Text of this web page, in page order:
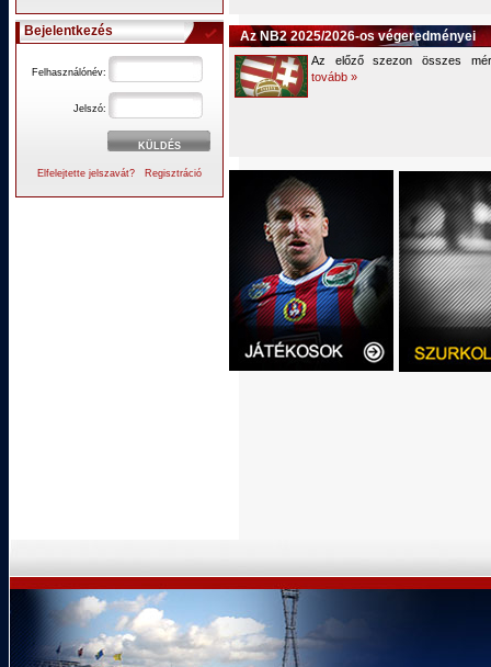
Bejelentkezés
Felhasználónév:
Jelszó:
Elfelejtette jelszavát? Regisztráció
Az NB2 2025/2026-os végeredményei
Az előző szezon összes
tovább »